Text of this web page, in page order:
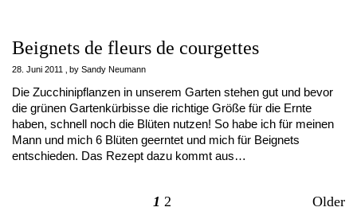
Beignets de fleurs de courgettes
28. Juni 2011 by Sandy Neumann
Die Zucchinipflanzen in unserem Garten stehen gut und bevor
die grünen Gartenkürbisse die richtige Größe für die Ernte
haben, schnell noch die Blüten nutzen! So habe ich für meinen
Mann und mich 6 Blüten geerntet und mich für Beignets
entschieden. Das Rezept dazu kommt aus…
1 2 Older